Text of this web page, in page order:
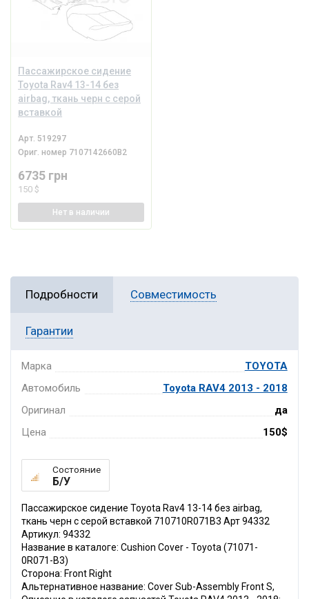
Пассажирское сидение
Toyota Rav4 13-14 без
airbag, ткань черн с серой
вставкой
Арт. 519297
Ориг. номер 7107142660B2
6735 грн
150 $
Нет в наличии
Подробности Совместимость
Гарантии
Марка
TOYOTA
Автомобиль
Toyota RAV4 2013 - 2018
Оригинал
да
Цена
150$
Состояние
Б/У
Пассажирское сидение Toyota Rav4 13-14 без airbag,
ткань черн с серой вставкой 710710R071B3 Арт 94332
Артикул: 94332
Название в каталоге: Cushion Cover - Toyota (71071-
0R071-B3)
Сторона: Front Right
Альтернативное название: Cover Sub-Assembly Front S,